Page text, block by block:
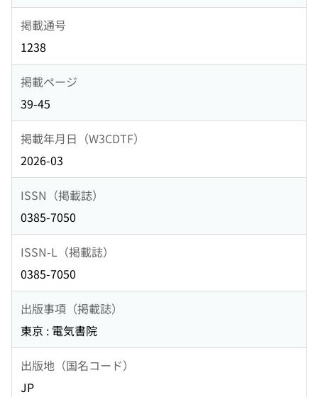
掲載通号
1238
掲載ページ
39-45
掲載年月日（W3CDTF）
2026-03
ISSN（掲載誌）
0385-7050
ISSN-L（掲載誌）
0385-7050
出版事項（掲載誌）
東京 : 電気書院
出版地（国名コード）
JP